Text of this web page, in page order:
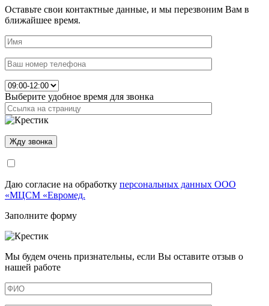
Оставьте свои контактные данные, и мы перезвоним Вам в
ближайшее время.
Выберите удобное время для звонка
Даю согласие на обработку персональных данных ООО
«МЦСМ «Евромед.
Заполните форму
Мы будем очень признательны, если Вы оставите отзыв о
нашей работе